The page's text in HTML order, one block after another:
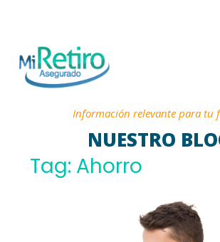
Información relevante para tu
NUESTRO
Tag: Ahorro